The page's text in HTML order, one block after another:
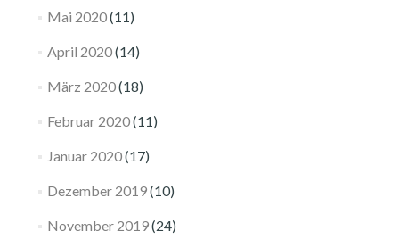
Mai 2020(11)
April 2020(14)
März 2020(18)
Februar 2020(11)
Januar 2020(17)
Dezember 2019(10)
November 2019(24)